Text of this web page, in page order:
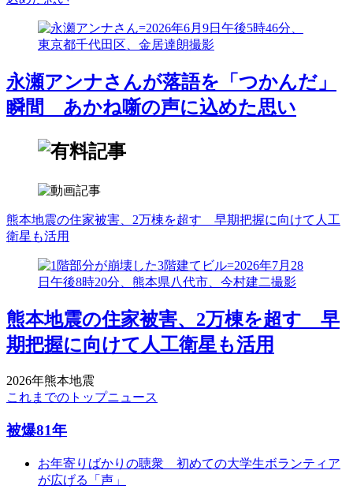
永瀬アンナさんが落語を「つかんだ」
瞬間 あかね噺の声に込めた思い
熊本地震の住家被害、2万棟を超す 早期把握に向けて人工
衛星も活用
熊本地震の住家被害、2万棟を超す 早
期把握に向けて人工衛星も活用
2026年熊本地震
これまでのトップニュース
被爆81年
お年寄りばかりの聴衆 初めての大学生ボランティア
が広げる「声」